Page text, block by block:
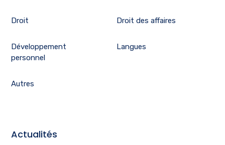
Droit Droit des affaires
Développement
personnel
Langues
Autres
Actualités